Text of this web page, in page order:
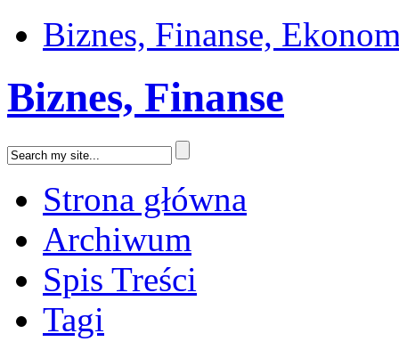
Biznes, Finanse,
Biznes, Finanse
Strona główna
Archiwum
Spis Treści
Tagi